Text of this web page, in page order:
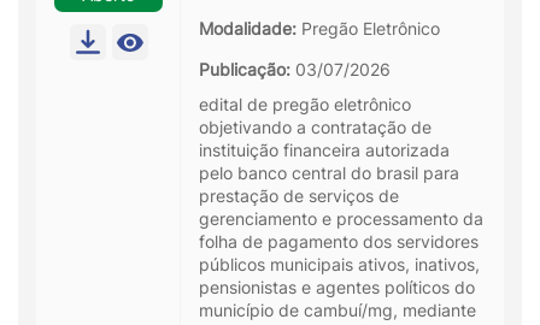
Modalidade: Pregão Eletrônico
Publicação: 03/07/2026
edital de pregão eletrônico
objetivando a contratação de
instituição financeira autorizada
pelo banco central do brasil para
prestação de serviços de
gerenciamento e processamento da
folha de pagamento dos servidores
públicos municipais ativos, inativos,
pensionistas e agentes políticos do
município de cambuí/mg, mediante